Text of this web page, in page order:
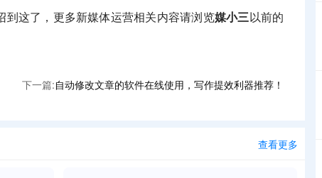
到这了，更多新媒体运营相关内容请浏览媒小三 以前的
下一篇:自动修改文章的软件在线使用，写作提效利器推荐！
查看更多